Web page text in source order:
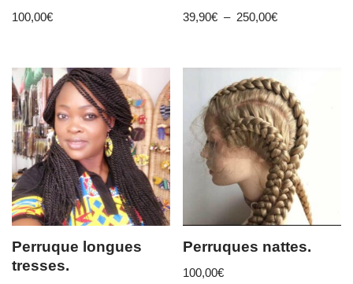
100,00€ 39,90€ – 250,00€
Perruque longues
tresses.
Perruques nattes.
100,00€